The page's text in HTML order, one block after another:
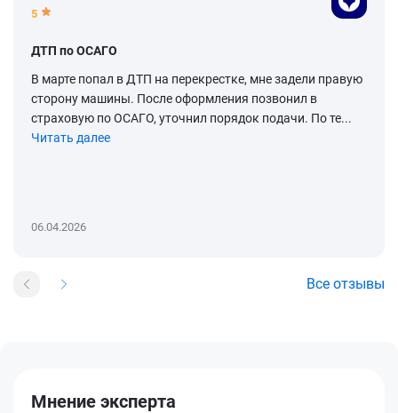
5
ДТП по ОСАГО
В марте попал в ДТП на перекрестке, мне задели правую
сторону машины. После оформления позвонил в
страховую по ОСАГО, уточнил порядок подачи. По те...
Читать далее
06.04.2026
Все отзывы
Мнение эксперта